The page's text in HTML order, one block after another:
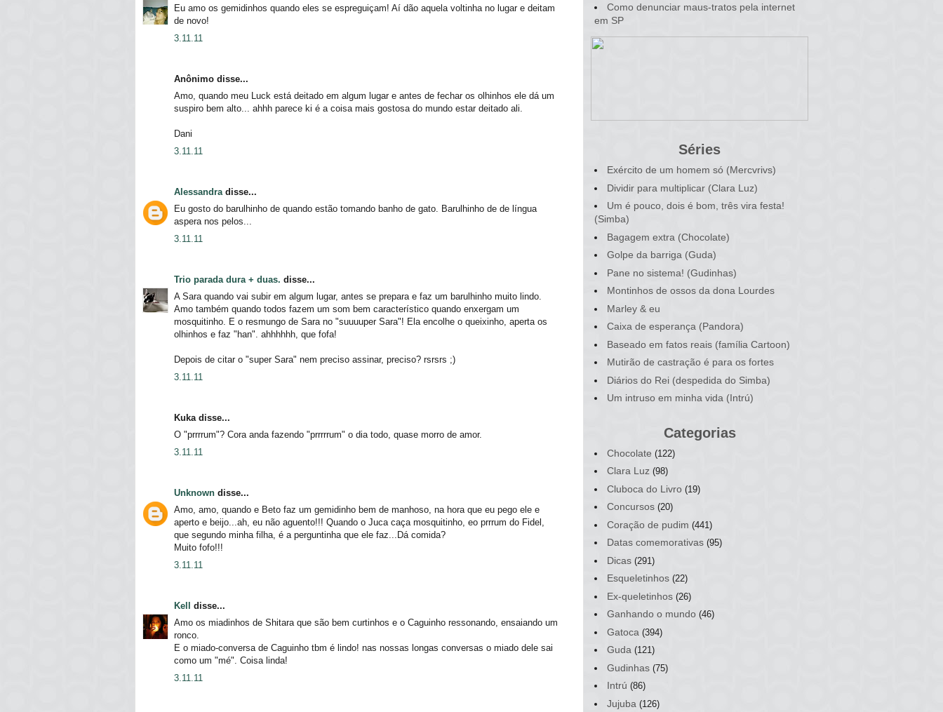
Eu amo os gemidinhos quando eles se espreguiçam! Aí dão aquela voltinha no lugar e deitam
de novo!
3.11.11
Anônimo disse...
Amo, quando meu Luck está deitado em algum lugar e antes de fechar os olhinhos ele dá um
suspiro bem alto... ahhh parece ki é a coisa mais gostosa do mundo estar deitado ali.
Dani
3.11.11
Alessandra disse...
Eu gosto do barulhinho de quando estão tomando banho de gato. Barulhinho de de língua
aspera nos pelos...
3.11.11
Trio parada dura + duas. disse...
A Sara quando vai subir em algum lugar, antes se prepara e faz um barulhinho muito lindo.
Amo também quando todos fazem um som bem característico quando enxergam um
mosquitinho. E o resmungo de Sara no "suuuuper Sara"! Ela encolhe o queixinho, aperta os
olhinhos e faz "han". ahhhhhh, que fofa!
Depois de citar o "super Sara" nem preciso assinar, preciso? rsrsrs ;)
3.11.11
Kuka disse...
O "prrrrum"? Cora anda fazendo "prrrrrum" o dia todo, quase morro de amor.
3.11.11
Unknown disse...
Amo, amo, quando e Beto faz um gemidinho bem de manhoso, na hora que eu pego ele e
aperto e beijo...ah, eu não aguento!!! Quando o Juca caça mosquitinho, eo prrrum do Fidel,
que segundo minha filha, é a perguntinha que ele faz...Dá comida?
Muito fofo!!!
3.11.11
Kell disse...
Amo os miadinhos de Shitara que são bem curtinhos e o Caguinho ressonando, ensaiando um
ronco.
E o miado-conversa de Caguinho tbm é lindo! nas nossas longas conversas o miado dele sai
como um "mé". Coisa linda!
3.11.11
Como denunciar maus-tratos pela internet
em SP
Séries
Exército de um homem só (Mercvrivs)
Dividir para multiplicar (Clara Luz)
Um é pouco, dois é bom, três vira festa!
(Simba)
Bagagem extra (Chocolate)
Golpe da barriga (Guda)
Pane no sistema! (Gudinhas)
Montinhos de ossos da dona Lourdes
Marley & eu
Caixa de esperança (Pandora)
Baseado em fatos reais (família Cartoon)
Mutirão de castração é para os fortes
Diários do Rei (despedida do Simba)
Um intruso em minha vida (Intrú)
Categorias
Chocolate (122)
Clara Luz (98)
Cluboca do Livro (19)
Concursos (20)
Coração de pudim (441)
Datas comemorativas (95)
Dicas (291)
Esqueletinhos (22)
Ex-queletinhos (26)
Ganhando o mundo (46)
Gatoca (394)
Guda (121)
Gudinhas (75)
Intrú (86)
Jujuba (126)